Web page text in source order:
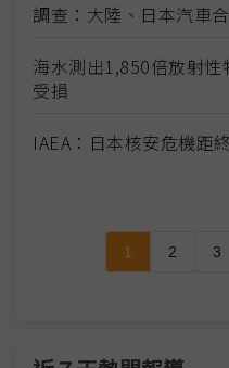
調查：大陸、日本汽車
海水測出1,850倍放射
受損
IAEA：日本核安危機距
1 2 3